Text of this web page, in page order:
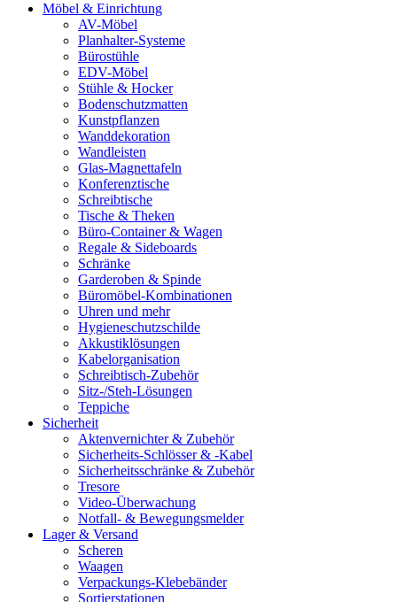
Möbel & Einrichtung
AV-Möbel
Planhalter-Systeme
Bürostühle
EDV-Möbel
Stühle & Hocker
Bodenschutzmatten
Kunstpflanzen
Wanddekoration
Wandleisten
Glas-Magnettafeln
Konferenztische
Schreibtische
Tische & Theken
Büro-Container & Wagen
Regale & Sideboards
Schränke
Garderoben & Spinde
Büromöbel-Kombinationen
Uhren und mehr
Hygieneschutzschilde
Akkustiklösungen
Kabelorganisation
Schreibtisch-Zubehör
Sitz-/Steh-Lösungen
Teppiche
Sicherheit
Aktenvernichter & Zubehör
Sicherheits-Schlösser & -Kabel
Sicherheitsschränke & Zubehör
Tresore
Video-Überwachung
Notfall- & Bewegungsmelder
Lager & Versand
Scheren
Waagen
Verpackungs-Klebebänder
Sortierstationen